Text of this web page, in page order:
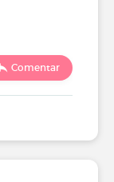
Comentar